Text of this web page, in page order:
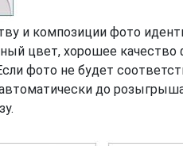
и композиции фото
цвет, хорошее качество
фото не будет
до